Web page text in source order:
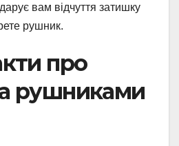
вам відчуття затишку
рушник.
про
рушниками